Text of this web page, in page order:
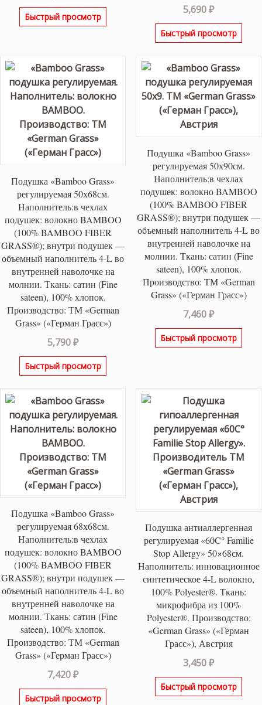
Быстрый просмотр
5,690₽
Быстрый просмотр
Подушка «Bamboo Grass»
регулируемая 50х68см.
Наполнитель:в чехлах
подушек: волокно BAMBOO
(100% BAMBOO FIBER
GRASS®); внутри подушек —
объемный наполнитель 4-L во
внутренней наволочке на
молнии. Ткань: сатин (Fine
sateen), 100% хлопок.
Производство: ТМ «German
Grass» («Герман Грасс»)
5,790₽
Быстрый просмотр
Подушка «Bamboo Grass»
регулируемая 50х90см.
Наполнитель:в чехлах
подушек: волокно BAMBOO
(100% BAMBOO FIBER
GRASS®); внутри подушек —
объемный наполнитель 4-L во
внутренней наволочке на
молнии. Ткань: сатин (Fine
sateen), 100% хлопок.
Производство: ТМ «German
Grass» («Герман Грасс»)
7,460₽
Быстрый просмотр
Подушка «Bamboo Grass»
регулируемая 68х68см.
Наполнитель:в чехлах
подушек: волокно BAMBOO
(100% BAMBOO FIBER
GRASS®); внутри подушек —
объемный наполнитель 4-L во
внутренней наволочке на
молнии. Ткань: сатин (Fine
sateen), 100% хлопок.
Производство: ТМ «German
Grass» («Герман Грасс»)
7,420₽
Быстрый просмотр
Подушка антиаллергенная
регулируемая «60C° Familie
Stop Allergy» 50×68см.
Наполнитель: инновационное
синтетическое 4-L волокно,
100% Polyester®. Ткань:
микрофибра из 100%
Polyester®. Производство:
«German Grass» («Герман
Грасс»), Австрия
3,450₽
Быстрый просмотр